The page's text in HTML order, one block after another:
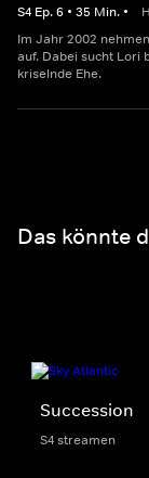
S4 Ep.6 • 35 Min. •
Im Jahr 2002
auf. Dabei sucht Lori
kriselnde Ehe.
Das könnte
Succession
S4 streamen